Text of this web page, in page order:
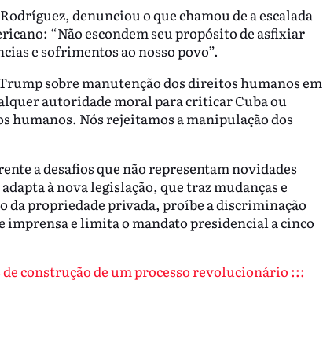
denunciou o que chamou de a escalada
“Não escondem seu propósito de asfixiar
e sofrimentos ao nosso povo”.
sobre manutenção dos direitos humanos em
autoridade moral para criticar Cuba ou
humanos. Nós rejeitamos a manipulação dos
a desafios que não representam novidades
à nova legislação, que traz mudanças e
da propriedade privada, proíbe a discriminação
imprensa e limita o mandato presidencial a cinco
construção de um processo revolucionário :::